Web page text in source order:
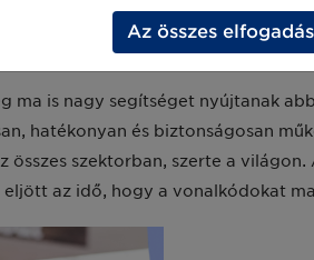
akik a szkennereket
első vonalkód leolvasásához 1974-
ma is nagy segítséget nyújtanak
hatékonyan és biztonságosan
szektorban, szerte a világon.
az idő, hogy a vonalkódokat
Az összes